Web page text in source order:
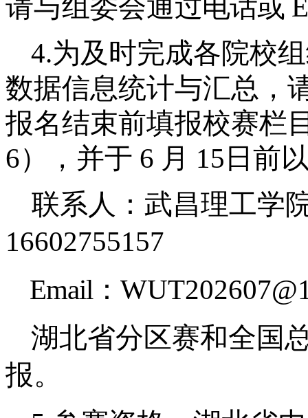
请与组委会通过电话或
4.为及时完成各院校
数据信息统计与汇总，
报名结束前填报校赛栏
6）， 并于 6 月 15 日前
联系人：武昌理工学
16602755157
Email：
湖北省分区赛和全国
报。